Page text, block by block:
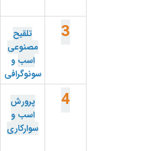
3
تلقیح
مصنوعی
اسب و
سونوگرافی
4
پرورش
اسب و
سوارکاری